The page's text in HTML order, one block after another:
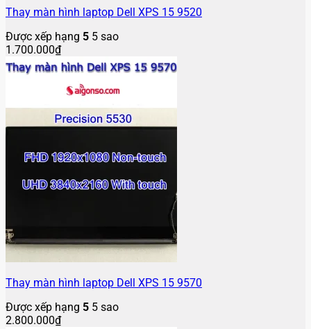
Thay màn hình laptop Dell XPS 15 9520
Được xếp hạng 5 5 sao
1.700.000₫
Thay màn hình laptop Dell XPS 15 9570
Được xếp hạng 5 5 sao
2.800.000₫